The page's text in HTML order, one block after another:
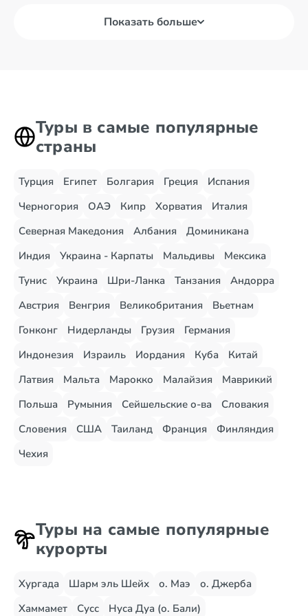
Показать больше
Туры в самые популярные
страны
Турция Египет Болгария Греция
Испания
Черногория
ОАЭ Кипр Хорватия
Италия
Северная Македония
Албания
Доминикана
Индия
Украина - Карпаты Мальдивы
Мексика
Тунис
Украина Шри-Ланка Танзания
Андорра
Австрия
Венгрия Великобритания
Вьетнам
Гонконг
Нидерланды Грузия
Германия
Индонезия
Израиль Иордания Куба
Китай
Латвия
Мальта Марокко Малайзия
Маврикий
Польша
Румыния Сейшельские о-ва
Словакия
Словения
США Таиланд Франция
Финляндия
Чехия
Туры на самые популярные
курорты
Хургада Шарм эль Шейх о. Маэ
о. Джерба
Хаммамет
Сусс
Нуса Дуа (о. Бали)